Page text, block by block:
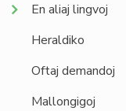
En aliaj lingvoj
Heraldiko
Oftaj demandoj
Mallongigoj